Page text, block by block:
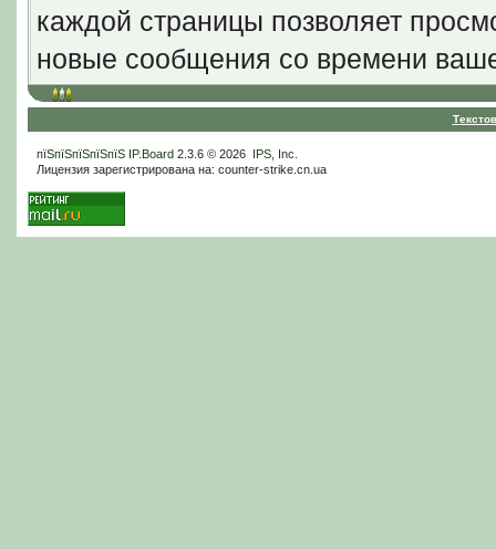
каждой страницы позволяет
новые сообщения со времени
пїЅпїЅпїЅпїЅпїЅ IP.Board2.3.6 © 2026 IPS, Inc
Лицензия зарегистрирована на: counter-strike.cn.ua